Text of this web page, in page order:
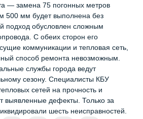
— замена 75 погонных метров
500 мм будет выполнена без
подход обусловлен сложным
С обеих сторон его
коммуникации и тепловая сеть,
способ ремонта невозможным.
службы города ведут
сезону. Специалисты КБУ
сетей на прочность и
выявленные дефекты. Только за
шесть неисправностей.